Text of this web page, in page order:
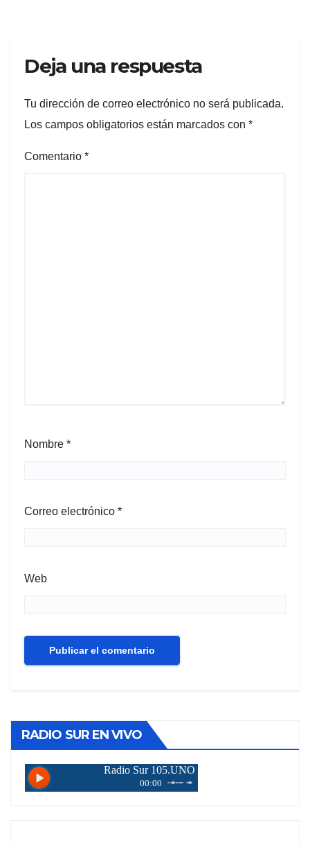
Deja una respuesta
Tu dirección de correo electrónico no será publicada.
Los campos obligatorios están marcados con *
Comentario *
Nombre *
Correo electrónico *
Web
RADIO SUR EN VIVO